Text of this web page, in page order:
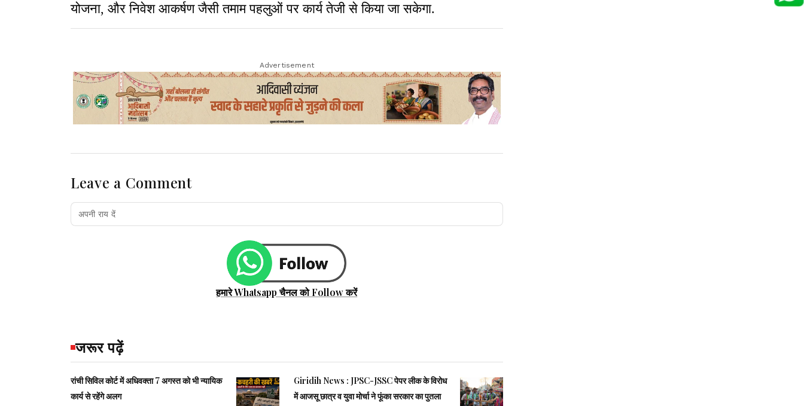
योजना, और निवेश आकर्षण जैसी तमाम पहलुओं पर कार्य तेजी से किया जा सकेगा.
Advertisement
Leave a Comment
हमारे Whatsapp चैनल को Follow करें
जरूर पढ़ें
रांची सिविल कोर्ट में अधिवक्ता 7 अगस्त को भी न्यायिक
कार्य से रहेंगे अलग
Giridih News : JPSC-JSSC पेपर लीक के विरोध
में आजसू छात्र व युवा मोर्चा ने फूंका सरकार का पुतला